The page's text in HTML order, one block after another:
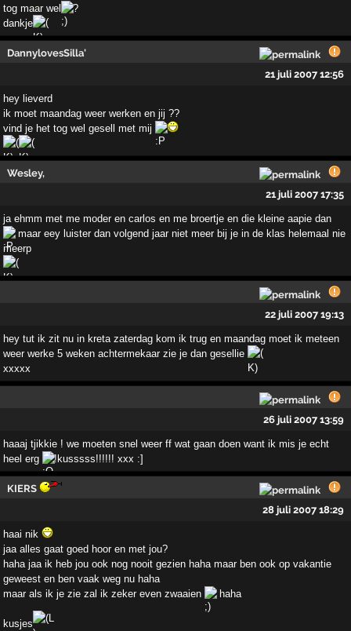
tog maar wel
?
dankje
DannylovesSilla'
21 juli 2007 12:56
hey lieverd
ik moet maandag weer werken en jij ??
vind je het tog wel gesell met mij
Wesley,
21 juli 2007 17:35
ja ehmm met me moder en carlos en me broertje en die kleine aapie dan
maar eey luister dan volgend jaar niet meer bij je in de klas helemaal nie
meerp
22 juli 2007 19:13
hey tut ik zit nu in kreta zaterdag kom ik trug en maandag moet ik meteen
weer werke 5 weken achtermekaar zie je dan gesellie
xxxxx
26 juli 2007 13:59
haaaj tjikkie ! we moeten snel weer ff wat gaan doen want ik mis je echt
heel erg
!kusssss!!!!!! xxx :]
KIERS
28 juli 2007 18:29
haai nik
jaa alles gaat goed hoor en met jou?
haha jaa ik heb jou ook nog nooit gezien haha maar ben ook op vakantie
geweest en ben vaak weg nu haha
maar als ik je zie zal ik zeker even zwaaien
haha
kusjes